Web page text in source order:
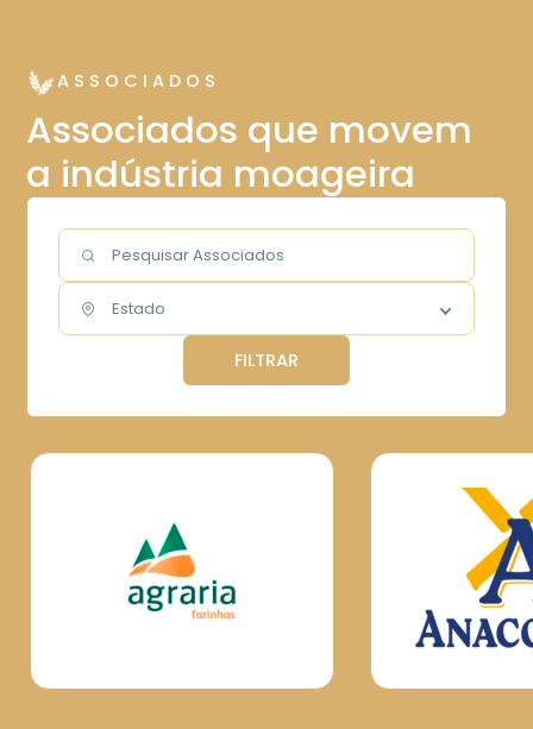
ASSOCIADOS
Associados que movem
a indústria moageira
FILTRAR